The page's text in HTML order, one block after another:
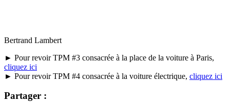
Bertrand Lambert
► Pour revoir TPM #3 consacrée à la place de la voiture à Paris,
cliquez ici
► Pour revoir TPM #4 consacrée à la voiture électrique, cliquez ici
Partager :